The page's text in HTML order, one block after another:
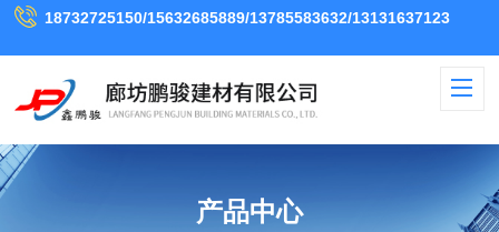
18732725150/15632685889/13785583632/13131637123
产品中心